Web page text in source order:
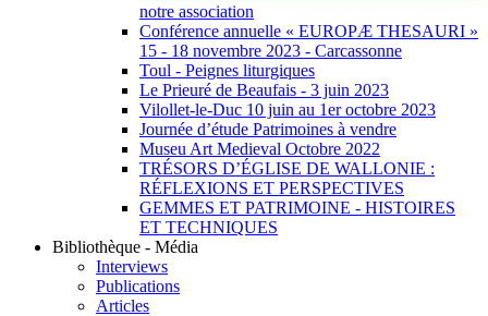
notre association
Conférence annuelle « EUROPÆ THESAURI »
15 ‐ 18 novembre 2023 - Carcassonne
Toul - Peignes liturgiques
Le Prieuré de Beaufais - 3 juin 2023
Vilollet-le-Duc 10 juin au 1er octobre 2023
Journée d’étude Patrimoines à vendre
Museu Art Medieval Octobre 2022
TRÉSORS D’ÉGLISE DE WALLONIE :
RÉFLEXIONS ET PERSPECTIVES
GEMMES ET PATRIMOINE - HISTOIRES
ET TECHNIQUES
Bibliothèque - Média
Interviews
Publications
Articles